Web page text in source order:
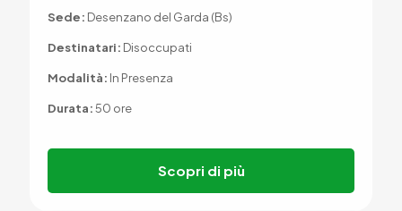
Sede: Desenzano del Garda (Bs)
Destinatari: Disoccupati
Modalità: In Presenza
Durata:50 ore
Scopri di più